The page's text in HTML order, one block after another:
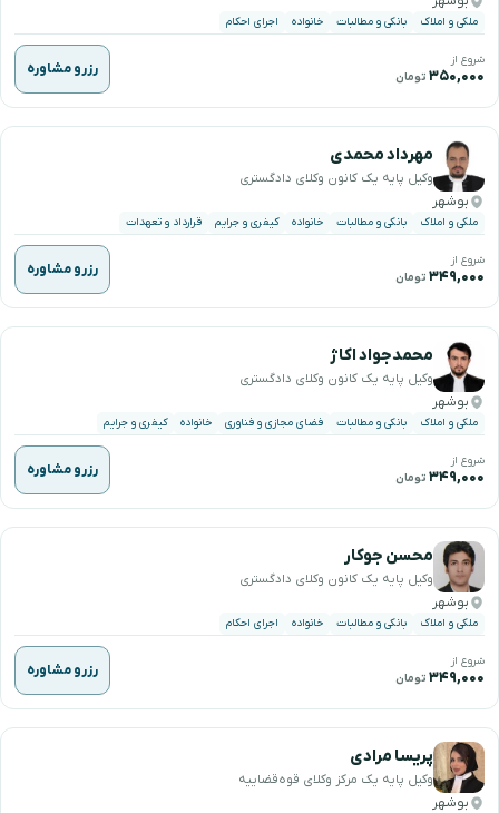
ملکی و املاک بانکی و مطالبات خانواده اجرای احکام
شروع از
۳۵۰,۰۰۰ تومان رزرو مشاوره
مهرداد محمدی
وکیل پایه یک کانون وکلای دادگستری
بوشهر
ملکی و املاک بانکی و مطالبات خانواده کیفری و جرایم قرارداد و تعهدات
شروع از
۳۴۹,۰۰۰ تومان رزرو مشاوره
محمدجواد اکاژ
وکیل پایه یک کانون وکلای دادگستری
بوشهر
ملکی و املاک بانکی و مطالبات فضای مجازی و فناوری خانواده کیفری و جرایم
شروع از
۳۴۹,۰۰۰ تومان رزرو مشاوره
محسن جوکار
وکیل پایه یک کانون وکلای دادگستری
بوشهر
ملکی و املاک بانکی و مطالبات خانواده اجرای احکام
شروع از
۳۴۹,۰۰۰ تومان رزرو مشاوره
پریسا مرادی
وکیل پایه یک مرکز وکلای قوه‌قضاییه
بوشهر